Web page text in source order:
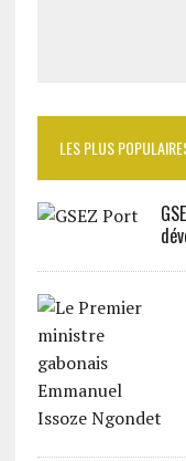
LES PLUS